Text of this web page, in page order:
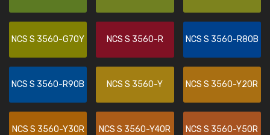
NCS S 3560-G70Y NCS S 3560-R NCS S 3560-R80B
NCS S 3560-R90B NCS S 3560-Y NCS S 3560-Y20R
NCS S 3560-Y30R NCS S 3560-Y40R NCS S 3560-Y50R